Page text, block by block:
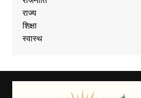
राज्य
शिक्षा
स्वास्थ